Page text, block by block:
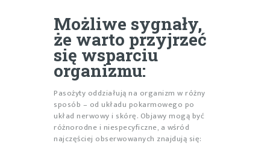
Możliwe sygnały,
że warto przyjrzeć
się wsparciu
organizmu:
Pasożyty oddziałują na organizm w różny
sposób – od układu pokarmowego po
układ nerwowy i skórę. Objawy mogą być
różnorodne i niespecyficzne, a wśród
najczęściej obserwowanych znajdują się: